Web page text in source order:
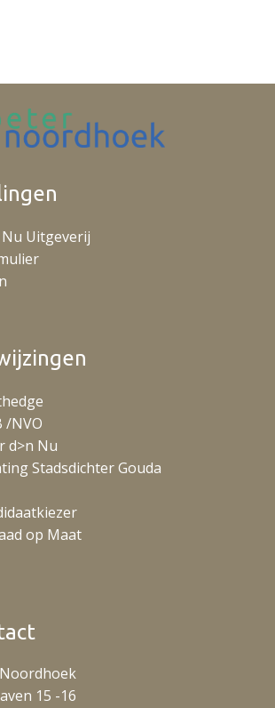
Uitgeverij
/NVO
d>n Nu
Stadsdichter Gouda
op Maat
15 -16